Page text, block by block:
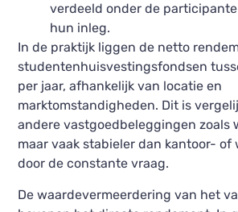
verdeeld onder de
hun inleg.
In de praktijk liggen de netto
studentenhuisvestingsfondsen
per jaar, afhankelijk van locatie en
marktomstandigheden. Dit is
andere vastgoedbeleggingen zoals
maar vaak stabieler dan kantoor- of
door de constante vraag.
De waardevermeerdering van het